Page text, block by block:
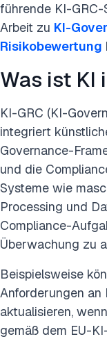
führende KI-
Arbeit zu KI-
Risikobewertung
Was ist KI
KI-GRC (KI-
integriert
Governance-
und die
Systeme wie
Processing und
Compliance-
Überwachung zu
Beispielsweise
Anforderungen an
aktualisieren,
gemäß dem EU-